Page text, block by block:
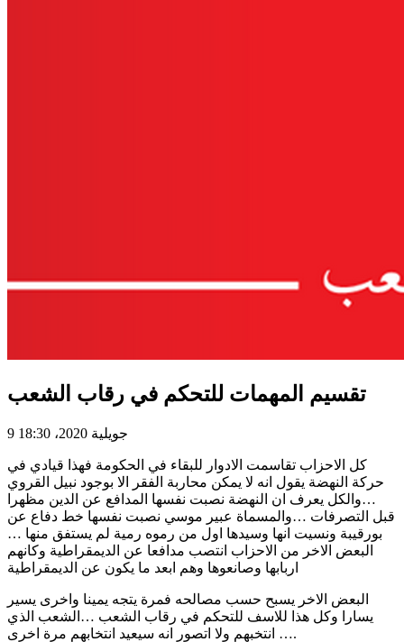
تقسيم المهمات للتحكم في رقاب الشعب
9 جويلية 2020، 18:30
كل الاحزاب تقاسمت الادوار للبقاء في الحكومة فهذا قيادي في
حركة النهضة يقول انه لا يمكن محاربة الفقر الا بوجود نبيل القروي
…والكل يعرف ان النهضة نصبت نفسها المدافع عن الدين مظهرا
قبل التصرفات …والمسماة عبير موسي نصبت نفسها خط دفاع عن
بورقيبة ونسيت انها وسيدها اول من رموه رمية لم يستفق منها …
البعض الاخر من الاحزاب انتصب مدافعا عن الديمقراطية وكانهم
اربابها وصانعوها وهم ابعد ما يكون عن الديمقراطية
البعض الاخر يسبح حسب مصالحه فمرة يتجه يمينا واخرى يسير
يسارا وكل هذا للاسف للتحكم في رقاب الشعب …الشعب الذي
انتخبهم ولا اتصور انه سيعيد انتخابهم مرة اخرى ….